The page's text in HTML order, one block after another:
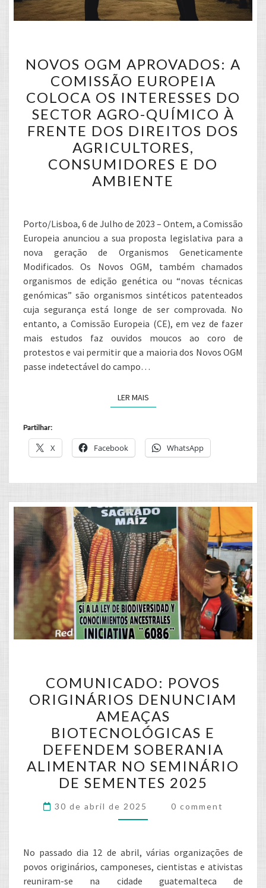
OGM
APROVADOS:
A
COMISSÃO
EUROPEIA
COLOCA
OS
INTERESSES
AGRO-
QUÍMICO
À
FRENTE
DOS
DIREITOS
DOS
AGRICULTORES,
CONSUMIDORES
E
AMBIENTE
NOVOS OGM APROVADOS: A
COMISSÃO EUROPEIA
COLOCA OS INTERESSES DO
SECTOR AGRO-QUÍMICO À
FRENTE DOS DIREITOS DOS
AGRICULTORES,
CONSUMIDORES E DO
AMBIENTE
Porto/Lisboa, 6 de Julho de 2023 – Ontem, a Comissão
Europeia anunciou a sua proposta legislativa para a
nova geração de Organismos Geneticamente
Modificados. Os Novos OGM, também chamados
organismos de edição genética ou “novas técnicas
genómicas” são organismos sintéticos patenteados
cuja segurança está longe de ser comprovada. No
entanto, a Comissão Europeia (CE), em vez de fazer
mais estudos faz ouvidos moucos ao coro de
protestos e vai permitir que a maioria dos Novos OGM
passe indetectável do campo…
LER MAISLER MAIS
Partilhar:
X Facebook WhatsApp
POVOS
ORIGINÁRIOS
DENUNCIAM
AMEAÇAS
BIOTECNOLÓGICAS
E
DEFENDEM
SEMINÁRIO
DE
SEMENTES
COMUNICADO: POVOS
ORIGINÁRIOS DENUNCIAM
AMEAÇAS
BIOTECNOLÓGICAS E
DEFENDEM SOBERANIA
ALIMENTAR NO SEMINÁRIO
DE SEMENTES 2025
30 de abril de 2025 Comments
0 comment
No passado dia 12 de abril, várias organizações de
povos originários, camponeses, cientistas e ativistas
reuniram-se na cidade guatemalteca de